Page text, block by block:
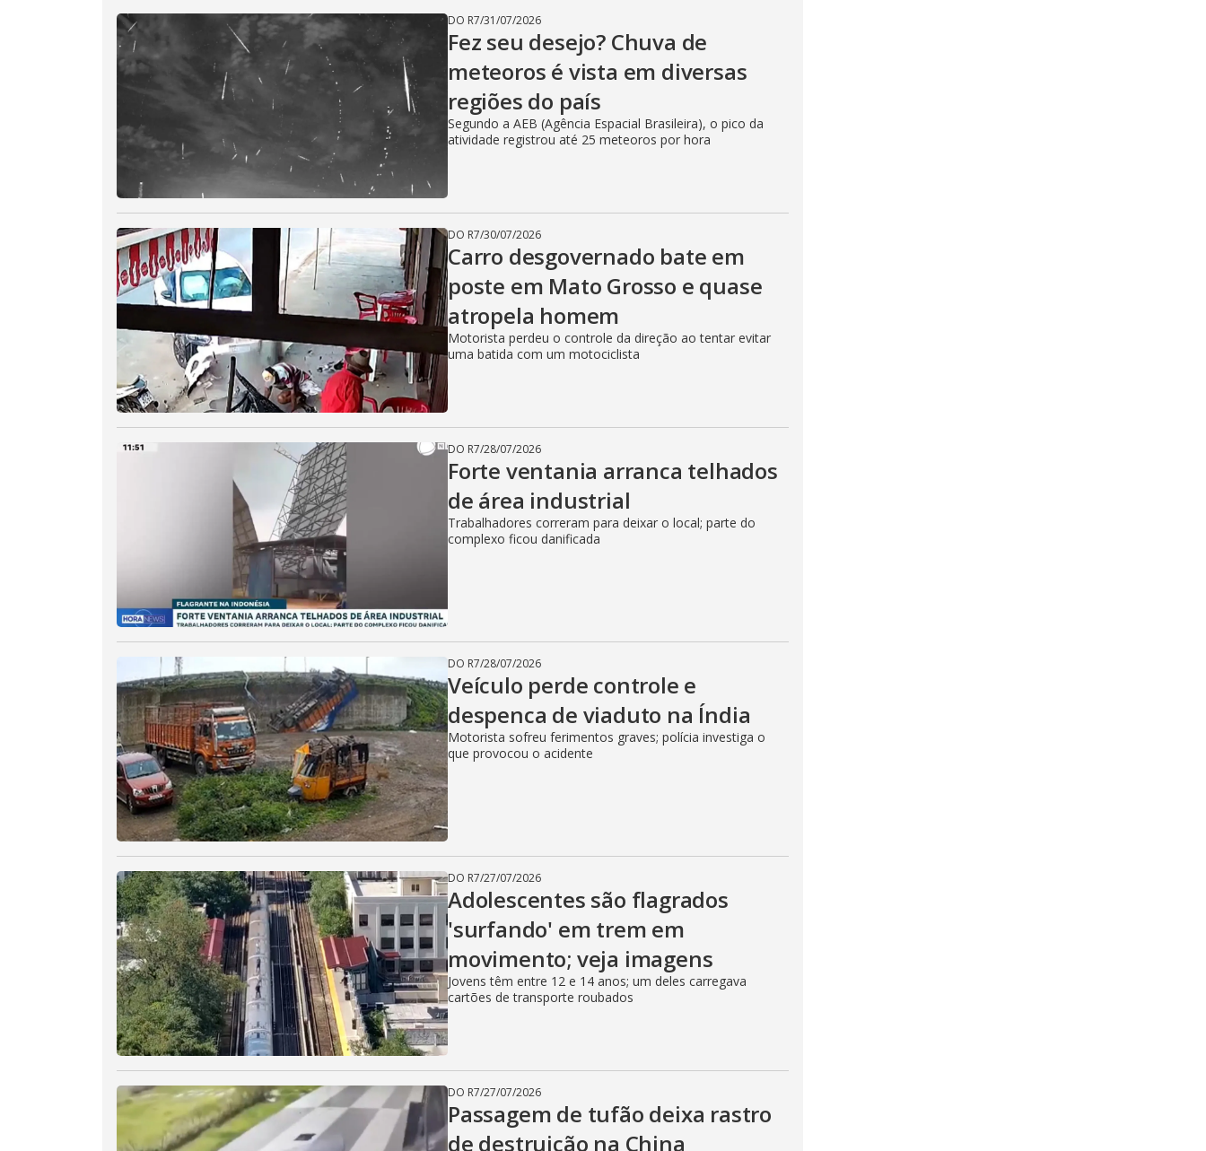
DO R7/31/07/2026
Fez seu desejo? Chuva de
meteoros é vista em diversas
regiões do país
Segundo a AEB (Agência Espacial Brasileira), o pico da
atividade registrou até 25 meteoros por hora
DO R7/30/07/2026
Carro desgovernado bate em
poste em Mato Grosso e quase
atropela homem
Motorista perdeu o controle da direção ao tentar evitar
uma batida com um motociclista
DO R7/28/07/2026
Forte ventania arranca telhados
de área industrial
Trabalhadores correram para deixar o local; parte do
complexo ficou danificada
DO R7/28/07/2026
Veículo perde controle e
despenca de viaduto na Índia
Motorista sofreu ferimentos graves; polícia investiga o
que provocou o acidente
DO R7/27/07/2026
Adolescentes são flagrados
'surfando' em trem em
movimento; veja imagens
Jovens têm entre 12 e 14 anos; um deles carregava
cartões de transporte roubados
DO R7/27/07/2026
Passagem de tufão deixa rastro
de destruição na China